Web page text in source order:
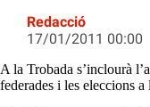
Redacció
17/01/2011 00:00
A la Trobada s’inclourà
federades i les eleccions